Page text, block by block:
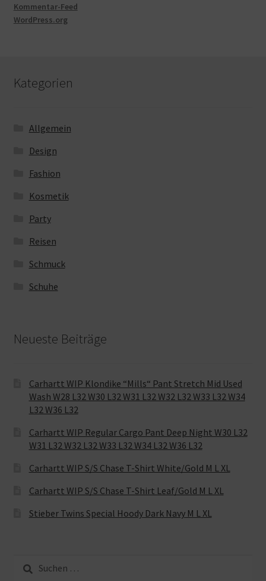
Kommentar-Feed
WordPress.org
Kategorien
Allgemein
Design
Fashion
Kosmetik
Party
Reisen
Schmuck
Schuhe
Neueste Beiträge
Carhartt WIP Klondike “Mills“ Pant Stretch Mid Used
Wash W28 L32 W30 L32 W31 L32 W32 L32 W33 L32 W34
L32 W36 L32
Carhartt WIP Regular Cargo Pant Deep Night W30 L32
W31 L32 W32 L32 W33 L32 W34 L32 W36 L32
Carhartt WIP S/S Chase T-Shirt White/Gold M L XL
Carhartt WIP S/S Chase T-Shirt Leaf/Gold M L XL
Stieber Twins Special Hoody Dark Navy M L XL
Suche
nach: